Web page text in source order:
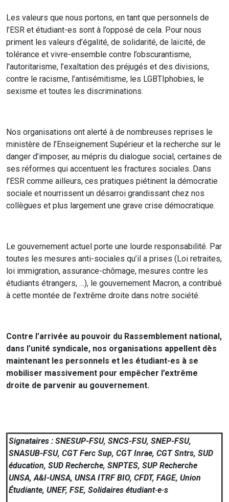
Les valeurs que nous portons, en tant que personnels de
l’ESR et étudiant-es sont à l’opposé de cela. Pour nous
priment les valeurs d’égalité, de solidarité, de laïcité, de
tolérance et vivre-ensemble contre l’obscurantisme,
l'autoritarisme, l’exaltation des préjugés et des divisions,
contre le racisme, l’antisémitisme, les LGBTIphobies, le
sexisme et toutes les discriminations.
Nos organisations ont alerté à de nombreuses reprises le
ministère de l’Enseignement Supérieur et la recherche sur le
danger d’imposer, au mépris du dialogue social, certaines de
ses réformes qui accentuent les fractures sociales. Dans
l’ESR comme ailleurs, ces pratiques piétinent la démocratie
sociale et nourrissent un désarroi grandissant chez nos
collègues et plus largement une grave crise démocratique.
Le gouvernement actuel porte une lourde responsabilité. Par
toutes les mesures anti-sociales qu’il a prises (Loi retraites,
loi immigration, assurance-chômage, mesures contre les
étudiants étrangers, …), le gouvernement Macron, a contribué
à cette montée de l’extrême droite dans notre société.
Contre l’arrivée au pouvoir du Rassemblement national,
dans l’unité syndicale, nos organisations appellent dès
maintenant les personnels et les étudiant-es à se
mobiliser massivement pour empêcher l’extrême
droite de parvenir au gouvernement.
Signataires : SNESUP-FSU, SNCS-FSU, SNEP-FSU,
SNASUB-FSU, CGT Ferc Sup, CGT Inrae, CGT Sntrs, SUD
éducation, SUD Recherche, SNPTES, SUP Recherche
UNSA, A&I-UNSA, UNSA ITRF BIO, CFDT, FAGE, Union
Étudiante, UNEF, FSE, Solidaires étudiant·e·s